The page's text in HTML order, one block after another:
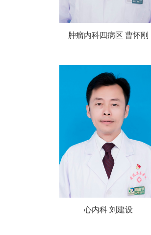
肿瘤内科四病区 曹怀刚
心内科 刘建设